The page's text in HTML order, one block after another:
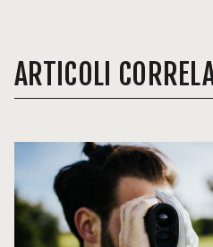
ARTICOLI